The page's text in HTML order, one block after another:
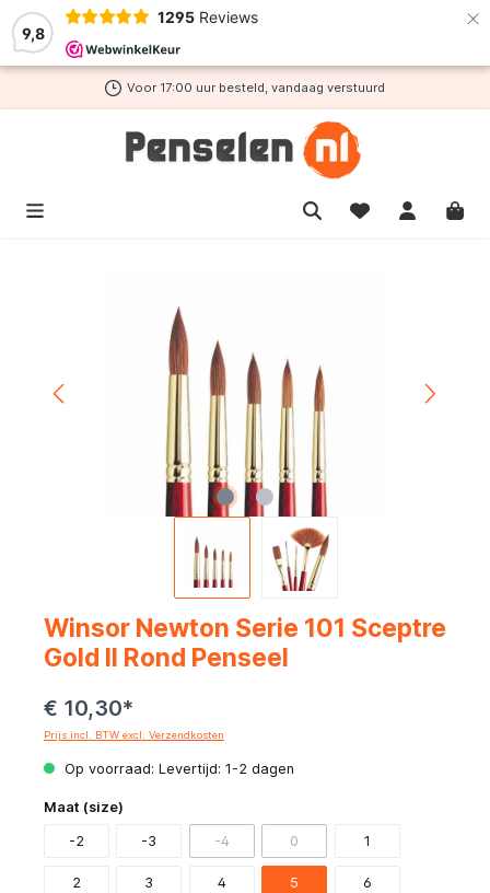
9,8
1295 Reviews ×
hoofdinhoud
Voor 17:00 uur besteld, vandaag verstuurd
Winsor Newton Serie 101 Sceptre
Gold II Rond Penseel
€ 10,30*
Prijs incl. BTW excl. Verzendkosten
Op voorraad: Levertijd: 1-2 dagen
Maat (size)
-2 -3 -4 0 1
2 3 4 5 6